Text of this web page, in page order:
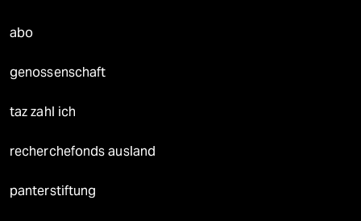
abo
genossenschaft
taz zahl ich
recherchefonds ausland
panterstiftung